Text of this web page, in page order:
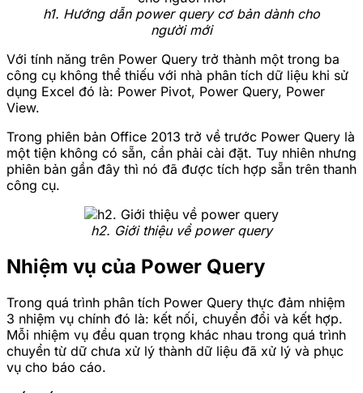
h1. Hướng dẫn power query cơ bản dành cho
người mới
Với tính năng trên Power Query trở thành một trong ba
công cụ không thể thiếu với nhà phân tích dữ liệu khi sử
dụng Excel đó là: Power Pivot, Power Query, Power
View.
Trong phiên bản Office 2013 trở về trước Power Query là
một tiện không có sẵn, cần phải cài đặt. Tuy nhiên nhưng
phiên bản gần đây thì nó đã được tích hợp sẵn trên thanh
công cụ.
h2. Giới thiệu về power query
Nhiệm vụ của Power Query
Trong quá trình phân tích Power Query thực đảm nhiệm
3 nhiệm vụ chính đó là: kết nối, chuyển đổi và kết hợp.
Mỗi nhiệm vụ đều quan trọng khác nhau trong quá trình
chuyển từ dữ chưa xử lý thành dữ liệu đã xử lý và phục
vụ cho báo cáo.